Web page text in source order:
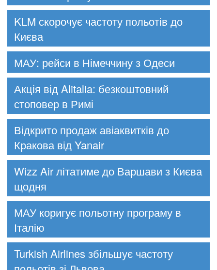
KLM скорочує частоту польотів до
Києва
МАУ: рейси в Німеччину з Одеси
Акція від Alitalia: безкоштовний
стоповер в Римі
Відкрито продаж авіаквитків до
Кракова від Yanair
Wizz Air літатиме до Варшави з Києва
щодня
МАУ коригує польотну програму в
Італію
Turkish Airlines збільшує частоту